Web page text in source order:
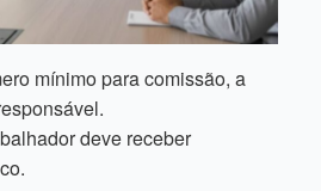
mínimo para comissão, a
deve receber